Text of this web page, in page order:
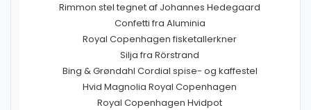
Rimmon stel tegnet af Johannes Hedegaard
Confetti fra Aluminia
Royal Copenhagen fisketallerkner
Silja fra Rörstrand
Bing & Grøndahl Cordial spise- og kaffestel
Hvid Magnolia Royal Copenhagen
Royal Copenhagen Hvidpot